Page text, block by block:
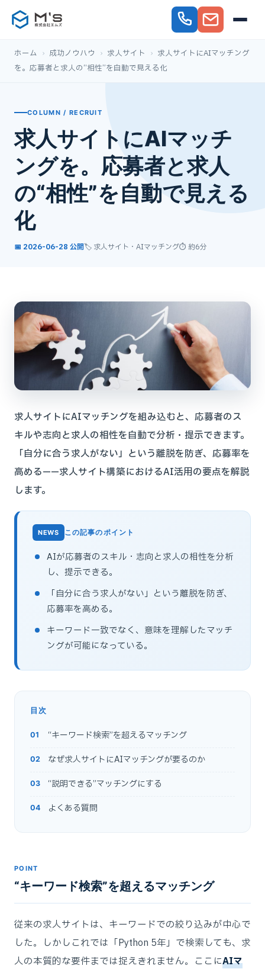
ホーム › 成功ノウハウ › 求人サイト › 求人サイトにAIマッチング
を。応募者と求人の“相性”を自動で見える化
COLUMN / RECRUIT
求人サイトにAIマッチ
ングを。応募者と求人
の“相性”を自動で見える
化
📅 2026-06-28 公開🏷️ 求人サイト・AIマッチング⏱ 約6分
求人サイトにAIマッチングを組み込むと、応募者のス
キルや志向と求人の相性を自動で分析・提示できます。
「自分に合う求人がない」という離脱を防ぎ、応募率を
高める——求人サイト構築におけるAI活用の要点を解説
します。
この記事のポイント
AIが応募者のスキル・志向と求人の相性を分析
し、提示できる。
「自分に合う求人がない」という離脱を防ぎ、
応募率を高める。
キーワード一致でなく、意味を理解したマッチ
ングが可能になっている。
目次
“キーワード検索”を超えるマッチング
なぜ求人サイトにAIマッチングが要るのか
“説明できる”マッチングにする
よくある質問
POINT
“キーワード検索”を超えるマッチング
従来の求人サイトは、キーワードでの絞り込みが中心で
した。しかしこれでは「Python 5年」で検索しても、求
人の本質的な要件までは捉えきれません。ここにAIマ